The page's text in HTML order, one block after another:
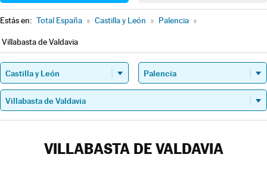
Estás en: Total España » Castilla y León » Palencia »
Villabasta de Valdavia
VILLABASTA DE VALDAVIA